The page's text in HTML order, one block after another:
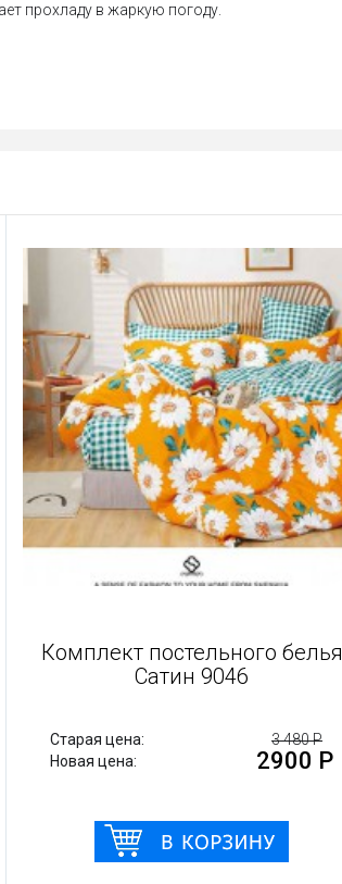
прохладу в жаркую погоду.
Комплект постельного белья
Сатин 9046
Старая цена:
3 480 Р
Новая цена:
2900 Р